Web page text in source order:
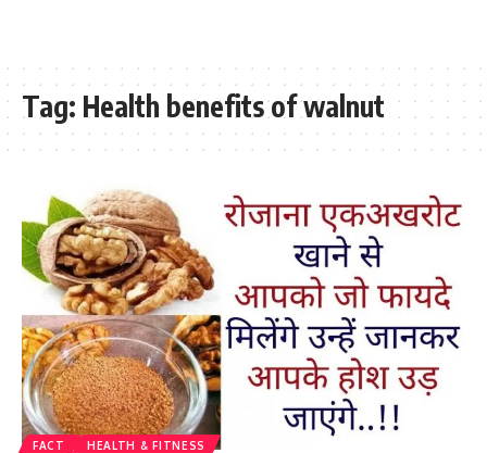
Tag: Health benefits of walnut
FACT HEALTH & FITNESS